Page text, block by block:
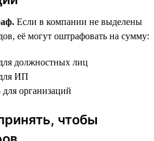
Если в компании не выделены
её могут оштрафовать на сумму:
должностных лиц
ИП
организаций
чтобы